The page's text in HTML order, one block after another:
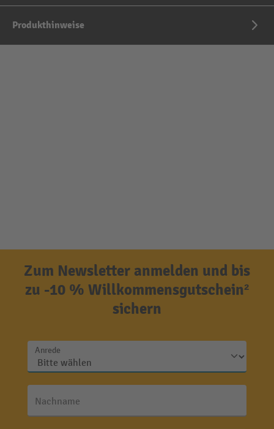
Produkthinweise
Zum Newsletter anmelden und bis
zu -10 % Willkommensgutschein²
sichern
Anrede
Nachname